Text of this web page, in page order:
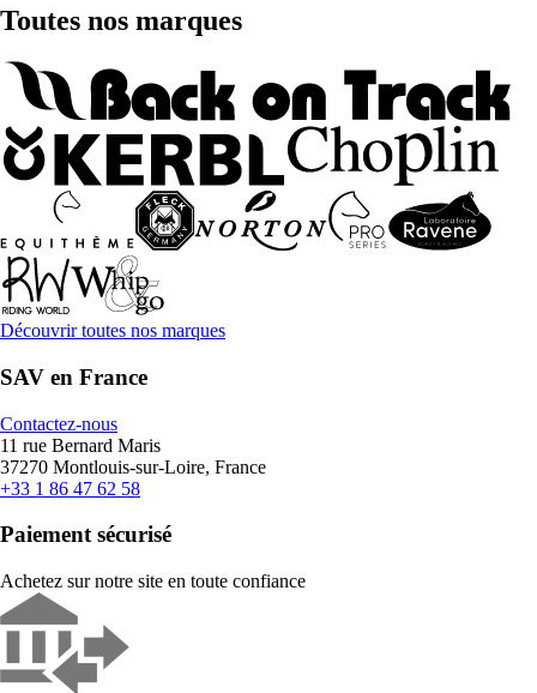
Toutes nos marques
Découvrir toutes nos marques
SAV en France
Contactez-nous
11 rue Bernard Maris
37270 Montlouis-sur-Loire, France
+33 1 86 47 62 58
Paiement sécurisé
Achetez sur notre site en toute confiance